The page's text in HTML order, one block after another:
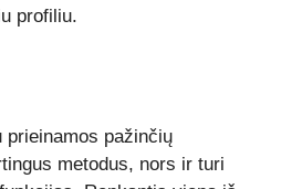
profiliu.
prieinamos pažinčių
metodus, nors ir turi